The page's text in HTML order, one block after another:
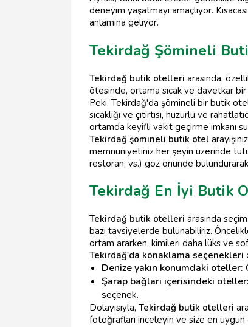
deneyim yaşatmayı amaçlıyor.
anlamına geliyor.
Tekirdağ Şömineli
Tekirdağ butik otelleri arasında,
ötesinde, ortama sıcak ve davetkar
Peki, Tekirdağ'da şömineli bir butik
sıcaklığı ve çıtırtısı, huzurlu ve
ortamda keyifli vakit geçirme imkanı
Tekirdağ şömineli butik otel
memnuniyetiniz her şeyin üzerinde
restoran, vs.) göz önünde
Tekirdağ En İyi Butik
Tekirdağ butik otelleri arasında
bazı tavsiyelerde bulunabiliriz.
ortam ararken, kimileri daha lüks ve
Tekirdağ'da konaklama seçenekleri
Denize yakın konumdaki oteller:
Şarap bağları içerisindeki oteller:
seçenek.
Dolayısıyla, Tekirdağ butik otelleri
fotoğrafları inceleyin ve size en